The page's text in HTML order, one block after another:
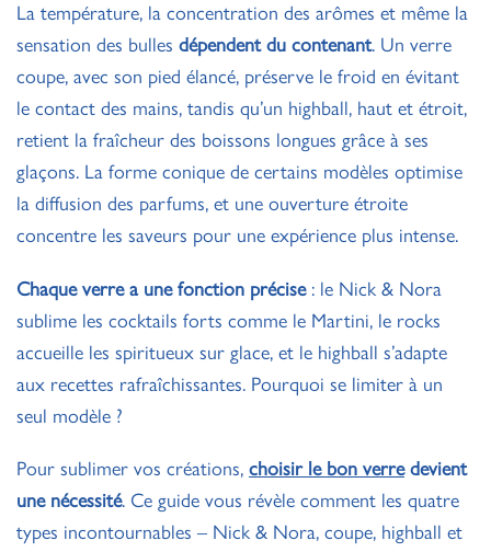
La température, la concentration des arômes et même la
sensation des bulles dépendent du contenant. Un verre
coupe, avec son pied élancé, préserve le froid en évitant
le contact des mains, tandis qu’un highball, haut et étroit,
retient la fraîcheur des boissons longues grâce à ses
glaçons. La forme conique de certains modèles optimise
la diffusion des parfums, et une ouverture étroite
concentre les saveurs pour une expérience plus intense.
Chaque verre a une fonction précise: le Nick & Nora
sublime les cocktails forts comme le Martini, le rocks
accueille les spiritueux sur glace, et le highball s’adapte
aux recettes rafraîchissantes. Pourquoi se limiter à un
seul modèle ?
Pour sublimer vos créations, choisir le bon verredevient
une nécessité. Ce guide vous révèle comment les quatre
types incontournables – Nick & Nora, coupe, highball et